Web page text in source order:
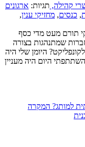
קהילה, תגיות: ארגונים
, כנסים, מחזיקי ענין,
תורם מעט מדי כסף
שמתנהגות בצורה
היומן שלי היה
היום היה מעניין